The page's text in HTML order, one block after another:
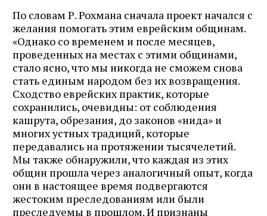
По словам Р. Рохмана сначала проект начался с
желания помогать этим еврейским общинам.
«Однако со временем и после месяцев,
проведенных на местах с этими общинами,
стало ясно, что мы никогда не сможем снова
стать единым народом без их возвращения.
Сходство еврейских практик, которые
сохранились, очевидны: от соблюдения
кашрута, обрезания, до законов «нида» и
многих устных традиций, которые
передавались на протяжении тысячелетий.
Мы также обнаружили, что каждая из этих
общин прошла через аналогичный опыт, когда
они в настоящее время подвергаются
жестоким преследованиям или были
преследуемы в прошлом. И признаны